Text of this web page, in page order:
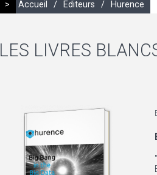
> Accueil / Editeurs / Hurence
LES LIVRES